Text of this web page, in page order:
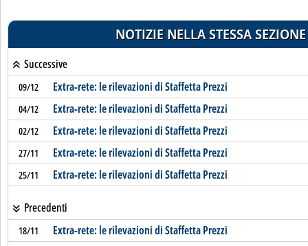
NOTIZIE NELLA STESSA SEZIONE
Successive
09/12 Extra-rete: le rilevazioni di Staffetta Prezzi
04/12 Extra-rete: le rilevazioni di Staffetta Prezzi
02/12 Extra-rete: le rilevazioni di Staffetta Prezzi
27/11 Extra-rete: le rilevazioni di Staffetta Prezzi
25/11 Extra-rete: le rilevazioni di Staffetta Prezzi
Precedenti
18/11 Extra-rete: le rilevazioni di Staffetta Prezzi